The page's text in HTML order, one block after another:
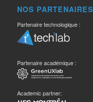
NOS PARTENAIRES
Partenaire technologique :
Partenaire académique :
Academic partner: